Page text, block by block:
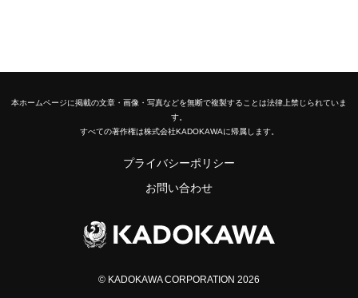
本ホームページに掲載の文章・画像・写真などを無断で複製することは法律上禁じられていま
す。
すべての著作権は株式会社KADOKAWAに帰属します。
プライバシーポリシー
お問い合わせ
© KADOKAWA CORPORATION 2026